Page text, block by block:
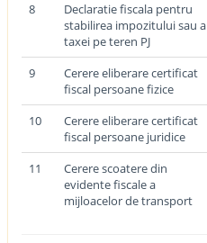
8
Declaratie fiscala pentru
stabilirea impozitului sau a
taxei pe teren PJ
9
Cerere eliberare certificat
fiscal persoane fizice
10
Cerere eliberare certificat
fiscal persoane juridice
11
Cerere scoatere din
evidente fiscale a
mijloacelor de transport